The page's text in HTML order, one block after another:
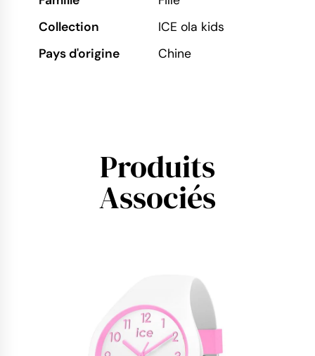
Collection
ICE ola kids
Pays d'origine
Chine
Produits
Associés